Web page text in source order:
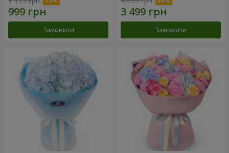
Замовити Замовити